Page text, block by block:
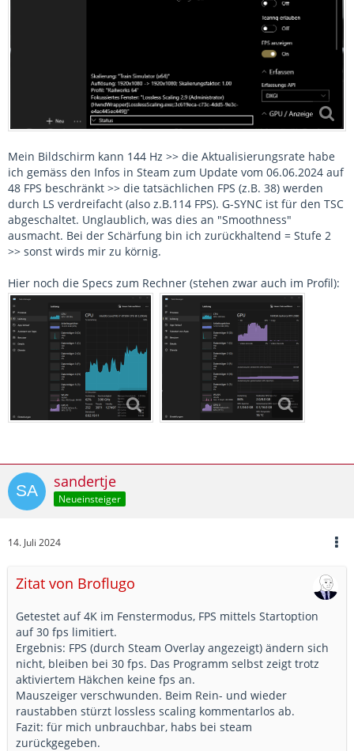
Mein Bildschirm kann 144 Hz >> die Aktualisierungsrate habe
ich gemäss den Infos in Steam zum Update vom 06.06.2024 auf
48 FPS beschränkt >> die tatsächlichen FPS (z.B. 38) werden
durch LS verdreifacht (also z.B.114 FPS). G-SYNC ist für den TSC
abgeschaltet. Unglaublich, was dies an "Smoothness"
ausmacht. Bei der Schärfung bin ich zurückhaltend = Stufe 2
>> sonst wirds mir zu körnig.
Hier noch die Specs zum Rechner (stehen zwar auch im Profil):
sandertje
Neueinsteiger
14. Juli 2024
Zitat von Broflugo
Getestet auf 4K im Fenstermodus, FPS mittels Startoption
auf 30 fps limitiert.
Ergebnis: FPS (durch Steam Overlay angezeigt) ändern sich
nicht, bleiben bei 30 fps. Das Programm selbst zeigt trotz
aktiviertem Häkchen keine fps an.
Mauszeiger verschwunden. Beim Rein- und wieder
raustabben stürzt lossless scaling kommentarlos ab.
Fazit: für mich unbrauchbar, habs bei steam
zurückgegeben.